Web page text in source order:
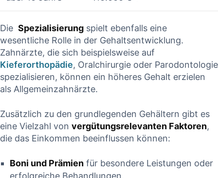
Die ⁢ Spezialisierung spielt ebenfalls eine
wesentliche Rolle in der Gehaltsentwicklung.
Zahnärzte, die sich beispielsweise auf
Kieferorthopädie, Oralchirurgie oder Parodontologie
spezialisieren, können ein höheres Gehalt erzielen‍
als Allgemeinzahnärzte.​
Zusätzlich ⁤zu ⁣den grundlegenden Gehältern gibt es
eine Vielzahl von vergütungsrelevanten Faktoren,
die das Einkommen beeinflussen können:
Boni und Prämien für besondere Leistungen oder ​
erfolgreiche Behandlungen.